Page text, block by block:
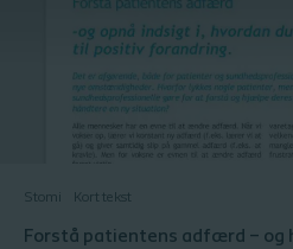
Stomi Kort tekst
Forstå patientens adfærd – og